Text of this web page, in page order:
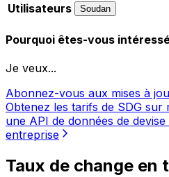
Utilisateurs
Soudan
Pourquoi êtes-vous
Je veux...
Abonnez-vous aux mises à
Obtenez les tarifs de SDG sur
une API de données de
entreprise
Taux de change en